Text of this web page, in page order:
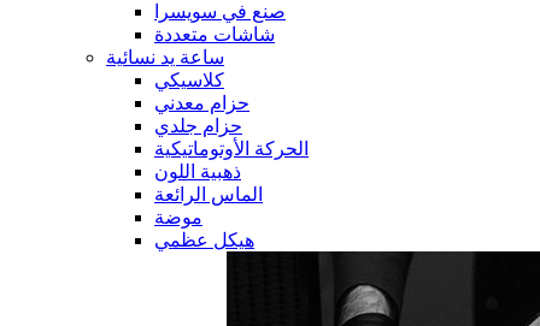
صنع في سويسرا
شاشات متعددة
ساعة يد نسائية
كلاسيكي
حزام معدني
حزام جلدي
الحركة الأوتوماتيكية
ذهبية اللون
الماس الرائعة
موضة
هيكل عظمي